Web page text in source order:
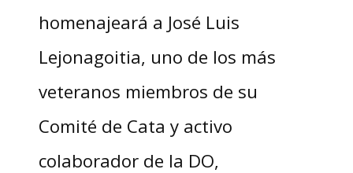
homenajeará a José Luis
Lejonagoitia, uno de los más
veteranos miembros de su
Comité de Cata y activo
colaborador de la DO,